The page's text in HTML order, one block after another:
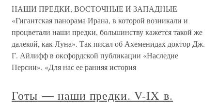
НАШИ ПРЕДКИ, ВОСТОЧНЫЕ И ЗАПАДНЫЕ
«Гигантская панорама Ирана, в которой возникали и
процветали наши предки, большинству кажется такой же
далекой, как Луна». Так писал об Ахеменидах доктор Дж.
Г. Айлифф в оксфордской публикации «Наследие
Персии». «Для нас ее ранняя история
Готы ― наши предки. V-IX в.